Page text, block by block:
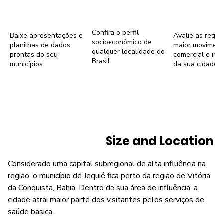
Baixe apresentações e
planilhas de dados
prontas do seu
municípios
Confira o perfil
socioeconômico de
qualquer localidade do
Brasil
Avalie as
maior
comercial e
da sua cidade
Size and Location
Considerado uma capital subregional de alta influência na
região, o município de Jequié fica perto da região de Vitória
da Conquista, Bahia. Dentro de sua área de influência, a
cidade atrai maior parte dos visitantes pelos serviços de
saúde basica.